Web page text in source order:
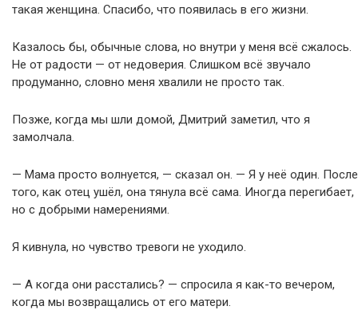
такая женщина. Спасибо, что появилась в его жизни.
Казалось бы, обычные слова, но внутри у меня всё сжалось.
Не от радости — от недоверия. Слишком всё звучало
продуманно, словно меня хвалили не просто так.
Позже, когда мы шли домой, Дмитрий заметил, что я
замолчала.
— Мама просто волнуется, — сказал он. — Я у неё один. После
того, как отец ушёл, она тянула всё сама. Иногда перегибает,
но с добрыми намерениями.
Я кивнула, но чувство тревоги не уходило.
— А когда они расстались? — спросила я как-то вечером,
когда мы возвращались от его матери.